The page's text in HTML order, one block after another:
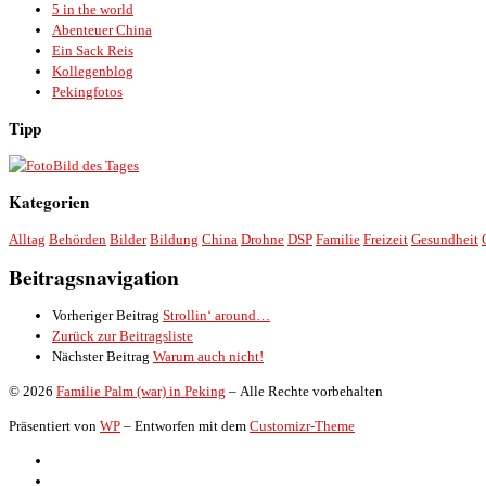
5 in the world
Abenteuer China
Ein Sack Reis
Kollegenblog
Pekingfotos
Tipp
Bild des Tages
Kategorien
Alltag Behörden Bilder Bildung China Drohne DSP Familie Freizeit Gesundheit
Beitragsnavigation
Vorheriger Beitrag Strollin‘ around…
Zurück zur Beitragsliste
Nächster Beitrag Warum auch nicht!
© 2026 Familie Palm (war) in Peking – Alle Rechte vorbehalten
Präsentiert von WP – Entworfen mit dem Customizr-Theme